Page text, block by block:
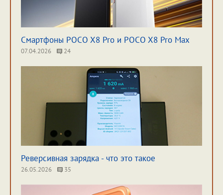
Смартфоны POCO X8 Pro и POCO X8 Pro Max
07.04.2026 24
Реверсивная зарядка - что это такое
26.05.2026 35